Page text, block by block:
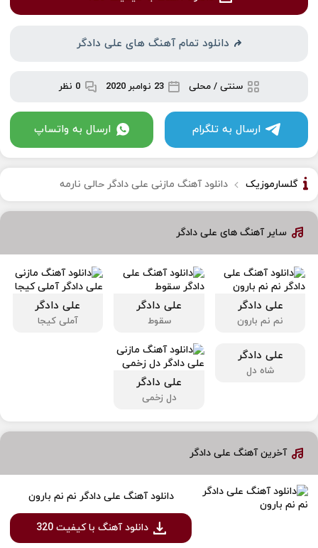
دانلود تمام آهنگ های علی دادگر
سنتی / محلی 23 نوامبر 2020 0 نظر
ارسال به تلگرام ارسال به واتساپ
گلسارموزیک دانلود آهنگ مازنی علی دادگر حالی نارمه
سایر آهنگ های علی دادگر
علی دادگر
نم نم بارون
علی دادگر
سقوط
علی دادگر
آملی کیجا
علی دادگر
شاه دل
علی دادگر
دل زخمی
آخرین آهنگ علی دادگر
دانلود آهنگ علی دادگر نم نم بارون
دانلود آهنگ با کیفیت 320